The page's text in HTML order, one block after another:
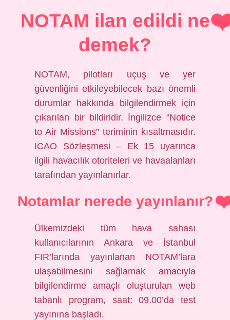
NOTAM ilan edildi ne
demek?
NOTAM, pilotları uçuş ve yer
güvenliğini etkileyebilecek bazı önemli
durumlar hakkında bilgilendirmek için
çıkarılan bir bildiridir. İngilizce “Notice
to Air Missions” teriminin kısaltmasıdır.
ICAO Sözleşmesi – Ek 15 uyarınca
ilgili havacılık otoriteleri ve havaalanları
tarafından yayınlanırlar.
Notamlar nerede yayınlanır?
Ülkemizdeki tüm hava sahası
kullanıcılarının Ankara ve İstanbul
FIR’larında yayınlanan NOTAM’lara
ulaşabilmesini sağlamak amacıyla
bilgilendirme amaçlı oluşturulan web
tabanlı program, saat: 09.00’da test
yayınına başladı.